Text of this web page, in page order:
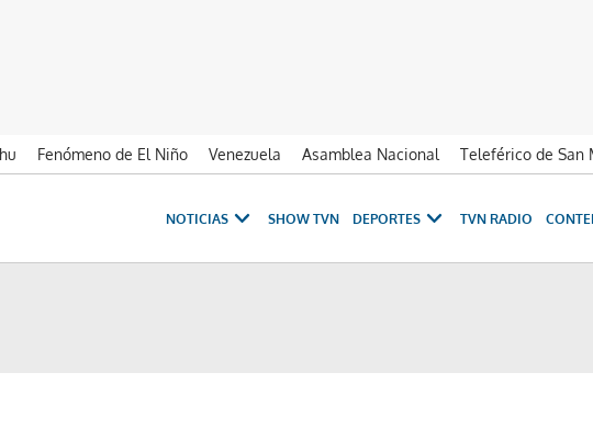
Fenómeno de El Niño Venezuela Asamblea Nacional Teleférico de San
NOTICIAS SHOW TVN DEPORTES TVN RADIO